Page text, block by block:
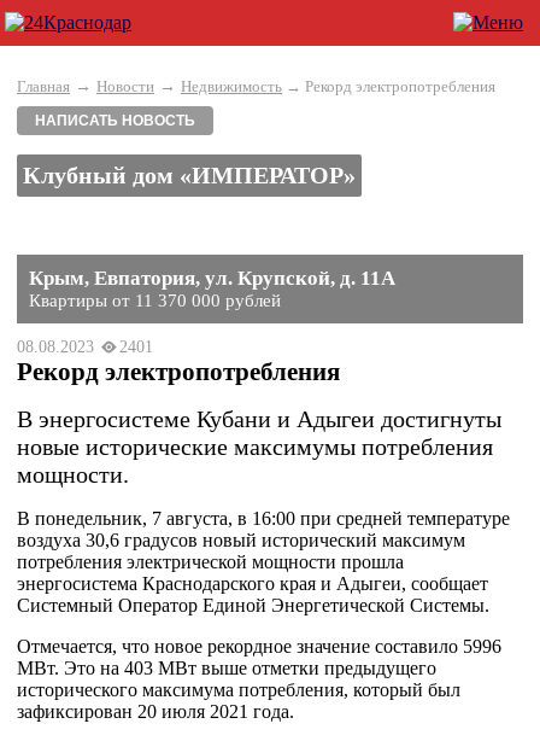
Главная → Новости → Недвижимость → Рекорд электропотребления
НАПИСАТЬ НОВОСТЬ
Клубный дом «ИМПЕРАТОР»
Крым, Евпатория, ул. Крупской, д. 11А
Квартиры от 11 370 000 рублей
08.08.2023 2401
Рекорд электропотребления
В энергосистеме Кубани и Адыгеи достигнуты
новые исторические максимумы потребления
мощности.
В понедельник, 7 августа, в 16:00 при средней температуре
воздуха 30,6 градусов новый исторический максимум
потребления электрической мощности прошла
энергосистема Краснодарского края и Адыгеи, сообщает
Системный Оператор Единой Энергетической Системы.
Отмечается, что новое рекордное значение составило 5996
МВт. Это на 403 МВт выше отметки предыдущего
исторического максимума потребления, который был
зафиксирован 20 июля 2021 года.